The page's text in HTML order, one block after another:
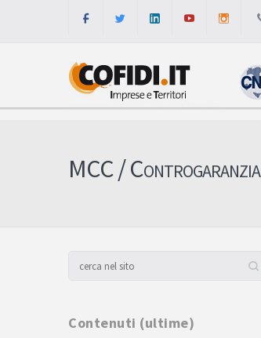
MCC / Controgaranzia
Contenuti (ultime)